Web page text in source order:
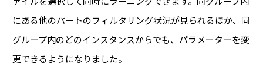
にある他のパートのフィルタリング状況が見られるほか、同
グループ内のどのインスタンスからでも、パラメーターを変
更できるようになりました。